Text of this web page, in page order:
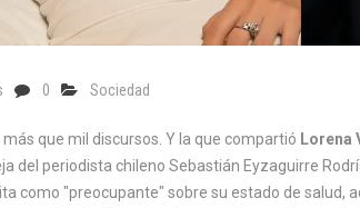
0 Sociedad
más que mil discursos. Y la que compartió Lorena
del periodista chileno Sebastián Eyzaguirre
como "preocupante" sobre su estado de salud,